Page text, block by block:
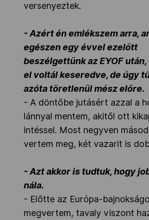
versenyeztek.
- Azért én emlékszem arra,
egészen egy évvel ezelőtt
beszélgettünk az EYOF
el voltál keseredve, de úgy
azóta töretlenül mész előre.
- A döntőbe jutásért azzal a
lánnyal mentem, akitől ott
intéssel. Most negyven
vertem meg, két vazarit is
- Azt akkor is tudtuk, hogy
nála.
- Előtte az Európa-
megvertem, tavaly viszont